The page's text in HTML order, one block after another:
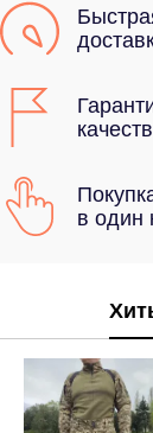
в один